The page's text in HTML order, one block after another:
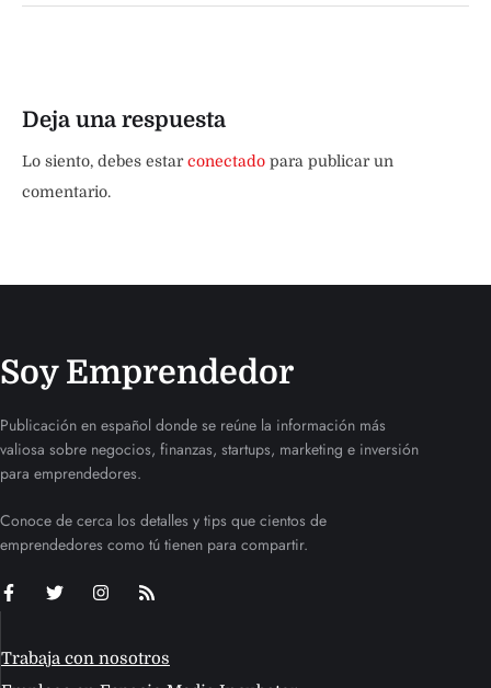
Deja una respuesta
Lo siento, debes estarconectado para publicar un
comentario.
Soy Emprendedor
Publicación en español donde se reúne la información más
valiosa sobre negocios, finanzas, startups, marketing e inversión
para emprendedores.
Conoce de cerca los detalles y tips que cientos de
emprendedores como tú tienen para compartir.
Trabaja con nosotros